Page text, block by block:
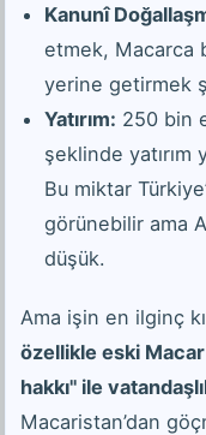
Kanunî
etmek, Macarca
yerine getirmek
Yatırım: 250 bin
şeklinde yatırım
Bu miktar
görünebilir ama
düşük.
Ama işin en ilginç
özellikle eski
hakkı" ile
Macaristan’dan